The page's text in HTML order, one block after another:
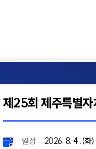
제25회 제주특별자
일정
2026. 8. 4 .(화